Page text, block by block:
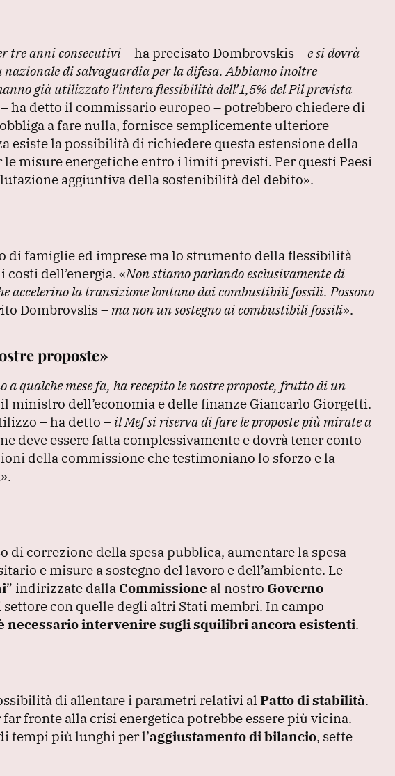
tre anni consecutivi– ha precisato Dombrovskis –e si dovrà
di salvaguardia per la difesa. Abbiamo inoltre
già utilizzato l’intera flessibilità dell’1,5% del Pil prevista
ha detto il commissario europeo – potrebbero chiedere di
a fare nulla, fornisce semplicemente ulteriore
esiste la possibilità di richiedere questa estensione della
misure energetiche entro i limiti previsti. Per questi Paesi
aggiuntiva della sostenibilità del debito».
di famiglie ed imprese ma lo strumento della flessibilità
costi dell’energia. «Non stiamo parlando esclusivamente di
accelerino la transizione lontano dai combustibili fossili. Possono
Dombrovslis –ma non un sostegno ai combustibili fossili».
proposte»
a qualche mese fa, ha recepito le nostre proposte, frutto di un
ministro dell’economia e delle finanze Giancarlo Giorgetti.
– ha detto – il Mef si riserva di fare le proposte più mirate a
deve essere fatta complessivamente e dovrà tener conto
della commissione che testimoniano lo sforzo e la
.
correzione della spesa pubblica, aumentare la spesa
e misure a sostegno del lavoro e dell’ambiente. Le
” indirizzate dalla Commissione al nostro Governo
con quelle degli altri Stati membri. In campo
necessario intervenire sugli squilibri ancora esistenti.
di allentare i parametri relativi al Patto di stabilità.
fronte alla crisi energetica potrebbe essere più vicina.
tempi più lunghi per l’aggiustamento di bilancio, sette